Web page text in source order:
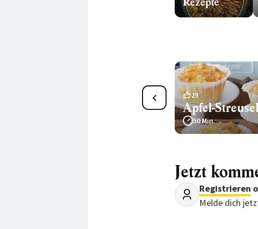
29
Apfel-
50 Min.
Jetzt
Registrieren
Melde dich